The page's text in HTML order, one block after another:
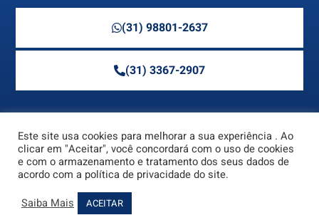
(31) 98801-2637
(31) 3367-2907
Este site usa cookies para melhorar a sua experiência . Ao
clicar em "Aceitar", você concordará com o uso de cookies
e com o armazenamento e tratamento dos seus dados de
acordo com a política de privacidade do site.
Saiba Mais
ACEITAR